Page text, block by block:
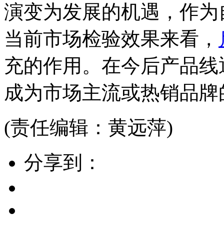
演变为发展的机遇，作
当前市场检验效果来看，
充的作用。在今后产品
成为市场主流或热销品
(责任编辑：黄远萍)
分享到：